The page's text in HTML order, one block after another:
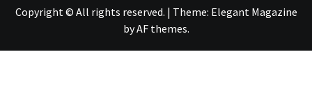
Copyright © All rights reserved. | Theme: Elegant Magazine
byAF themes.